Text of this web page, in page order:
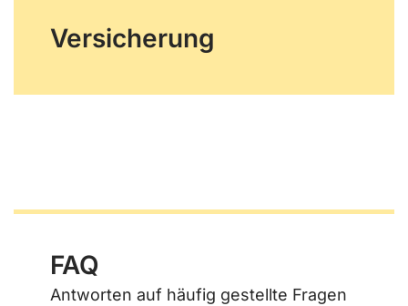
Versicherung
FAQ
Antworten auf häufig gestellte Fragen